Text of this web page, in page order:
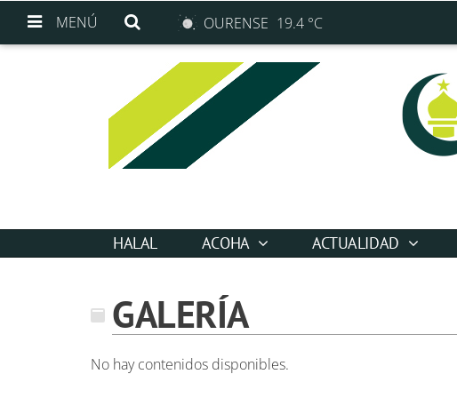
MENÚ OURENSE 19.4 °C
HALAL ACOHA ACTUALIDAD
GALERÍA
No hay contenidos disponibles.